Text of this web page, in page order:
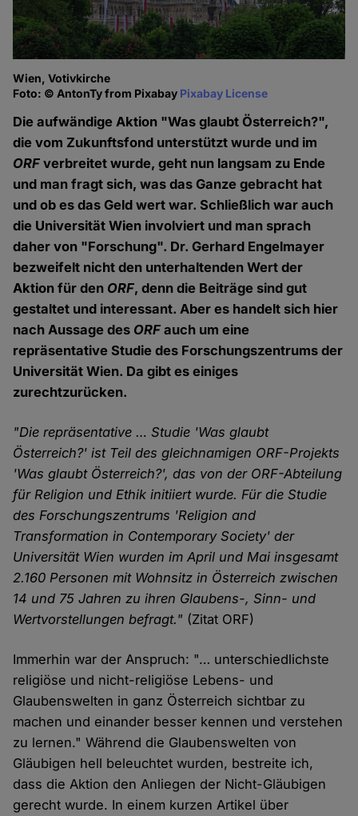
Wien, Votivkirche
Foto: © AntonTy from Pixabay Pixabay License
Die aufwändige Aktion "Was glaubt Österreich?",
die vom Zukunftsfond unterstützt wurde und im
ORF verbreitet wurde, geht nun langsam zu Ende
und man fragt sich, was das Ganze gebracht hat
und ob es das Geld wert war. Schließlich war auch
die Universität Wien involviert und man sprach
daher von "Forschung". Dr. Gerhard Engelmayer
bezweifelt nicht den unterhaltenden Wert der
Aktion für den ORF, denn die Beiträge sind gut
gestaltet und interessant. Aber es handelt sich hier
nach Aussage des ORFauch um eine
repräsentative Studie des Forschungszentrums der
Universität Wien. Da gibt es einiges
zurechtzurücken.
"Die repräsentative … Studie 'Was glaubt
Österreich?' ist Teil des gleichnamigen ORF-Projekts
'Was glaubt Österreich?', das von der ORF-Abteilung
für Religion und Ethik initiiert wurde. Für die Studie
des Forschungszentrums 'Religion and
Transformation in Contemporary Society' der
Universität Wien wurden im April und Mai insgesamt
2.160 Personen mit Wohnsitz in Österreich zwischen
14 und 75 Jahren zu ihren Glaubens-, Sinn- und
Wertvorstellungen befragt." (Zitat ORF)
Immerhin war der Anspruch: "… unterschiedlichste
religiöse und nicht-religiöse Lebens- und
Glaubenswelten in ganz Österreich sichtbar zu
machen und einander besser kennen und verstehen
zu lernen." Während die Glaubenswelten von
Gläubigen hell beleuchtet wurden, bestreite ich,
dass die Aktion den Anliegen der Nicht-Gläubigen
gerecht wurde. In einem kurzen Artikel über